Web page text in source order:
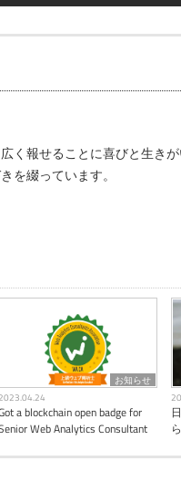
く報せることに喜びと生き
を綴っています。
お知らせ
a blockchain open badge for
Web Analytics Consultant